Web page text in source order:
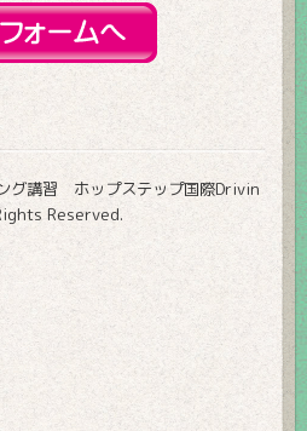
グ講習 ホップステップ国際Drivin
Reserved.